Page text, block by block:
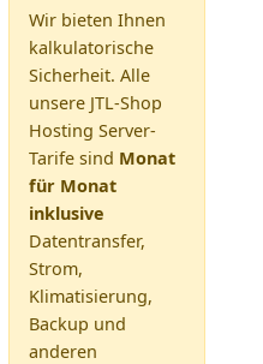
Wir bieten Ihnen
kalkulatorische
Sicherheit. Alle
unsere JTL-Shop
Hosting Server-
Tarife sind Monat
für Monat
inklusive
Datentransfer,
Strom,
Klimatisierung,
Backup und
anderen